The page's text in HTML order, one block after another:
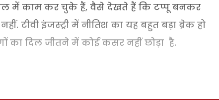
में काम कर चुके हैं, वैसे देखते हैं कि टप्पू बनकर
टीवी इंजस्ट्री में नीतिश का यह बहुत बड़ा ब्रेक हो
का दिल जीतने में कोई कसर नहीं छोड़ा है.